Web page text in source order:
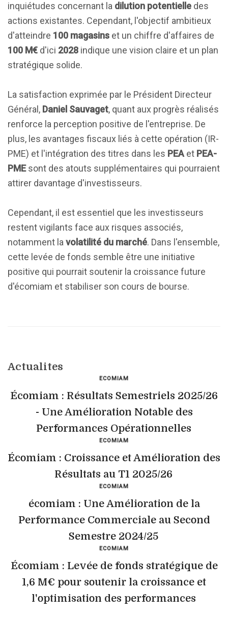
inquiétudes concernant la dilution potentielle des
actions existantes. Cependant, l'objectif ambitieux
d'atteindre 100 magasins et un chiffre d'affaires de
100 M€ d'ici 2028 indique une vision claire et un plan
stratégique solide.
La satisfaction exprimée par le Président Directeur
Général, Daniel Sauvaget, quant aux progrès réalisés
renforce la perception positive de l'entreprise. De
plus, les avantages fiscaux liés à cette opération (IR-
PME) et l'intégration des titres dans les PEA et PEA-
PMEsont des atouts supplémentaires qui pourraient
attirer davantage d'investisseurs.
Cependant, il est essentiel que les investisseurs
restent vigilants face aux risques associés,
notamment la volatilité du marché. Dans l'ensemble,
cette levée de fonds semble être une initiative
positive qui pourrait soutenir la croissance future
d'écomiam et stabiliser son cours de bourse.
Actualites
ECOMIAM
Écomiam : Résultats Semestriels 2025/26
- Une Amélioration Notable des
Performances Opérationnelles
ECOMIAM
Écomiam : Croissance et Amélioration des
Résultats au T1 2025/26
ECOMIAM
écomiam : Une Amélioration de la
Performance Commerciale au Second
Semestre 2024/25
ECOMIAM
Écomiam : Levée de fonds stratégique de
1,6 M€ pour soutenir la croissance et
l'optimisation des performances